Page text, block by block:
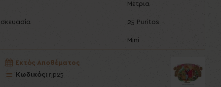
Μέτρια
25 Puritos
Mini
Εκτός Αποθέματος
Κωδικός: rjp25